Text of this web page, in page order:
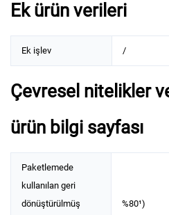
Ek ürün verileri
Ek işlev /
Çevresel nitelikler
ürün bilgi sayfası
Paketlemede
kullanılan geri
dönüştürülmüş
%80¹)